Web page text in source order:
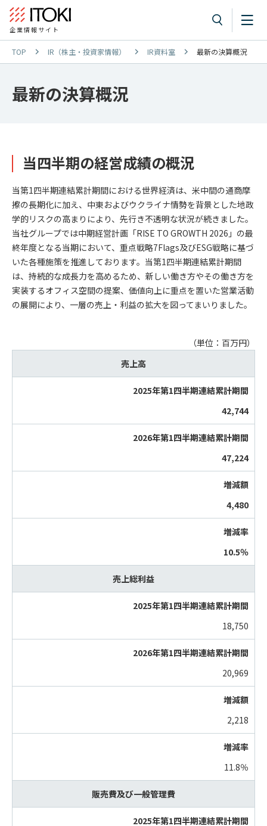
企業情報サイト
TOP IR（株主・投資家情報） IR資料室 最新の決算概況
最新の決算概況
当四半期の経営成績の概況
当第1四半期連結累計期間における世界経済は、米中間の通商摩
擦の長期化に加え、中東およびウクライナ情勢を背景とした地政
学的リスクの高まりにより、先行き不透明な状況が続きました。
当社グループでは中期経営計画「RISE TO GROWTH 2026」の最
終年度となる当期において、重点戦略7Flags及びESG戦略に基づ
いた各種施策を推進しております。当第1四半期連結累計期間
は、持続的な成長力を高めるため、新しい働き方やその働き方を
実装するオフィス空間の提案、価値向上に重点を置いた営業活動
の展開により、一層の売上・利益の拡大を図ってまいりました。
（単位：百万円）
売上高
42,744
47,224
4,480
10.5％
売上総利益
18,750
20,969
2,218
11.8％
販売費及び一般管理費